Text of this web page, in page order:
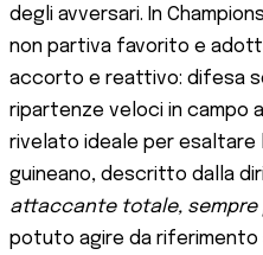
degli avversari. In
non partiva favorito e
accorto e reattivo: difesa
ripartenze veloci in campo
rivelato ideale per esaltare
guineano, descritto dalla
attaccante totale, sempre
potuto agire da riferimento